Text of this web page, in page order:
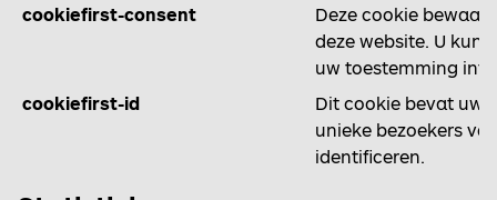
cookiefirst-consent
Deze cookie
deze website. U
uw toestemming
cookiefirst-id
Dit cookie bevat uw
unieke bezoekers
identificeren.